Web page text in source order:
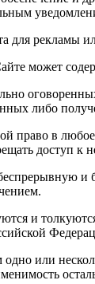
для рекламы
может
либо
право в
доступ к
и
или